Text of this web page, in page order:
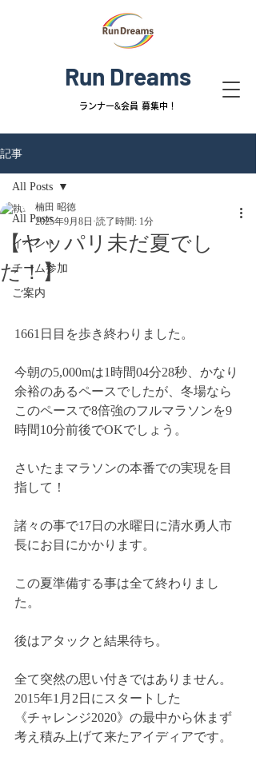
ランナー&会員 募集中！
Run Dreams
記事
All Posts
イベント
チーム参加
ご案内
All Posts
【ヤッパリ未だ夏でし
た！】
楠田 昭徳
2025年9月8日 読了時間: 1分
1661日目を歩き終わりました。
今朝の5,000mは1時間04分28秒、かなり
余裕のあるペースでしたが、冬場なら
このペースで8倍強のフルマラソンを9
時間10分前後でOKでしょう。
さいたまマラソンの本番での実現を目
指して！
諸々の事で17日の水曜日に清水勇人市
長にお目にかかります。
この夏準備する事は全て終わりまし
た。
後はアタックと結果待ち。
全て突然の思い付きではありません。
2015年1月2日にスタートした
《チャレンジ2020》の最中から休まず
考え積み上げて来たアイディアです。